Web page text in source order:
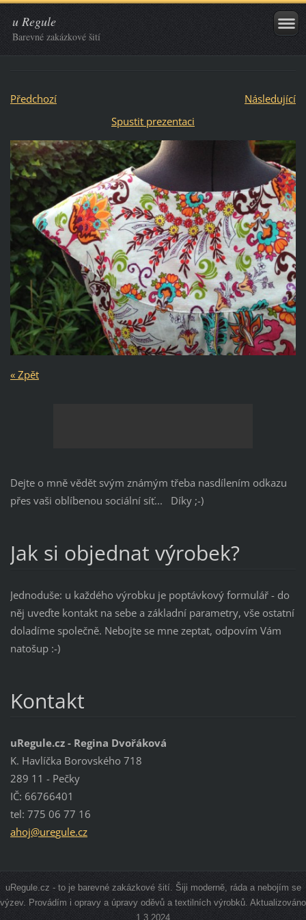
u Regule
Barevné zakázkové šití
Předchozí
Následující
Spustit prezentaci
« Zpět
Dejte o mně vědět svým známým třeba nasdílením odkazu
přes vaši oblíbenou sociální síť... Díky ;-)
Jak si objednat výrobek?
Jednoduše: u každého výrobku je poptávkový formulář - do
něj uveďte kontakt na sebe a základní parametry, vše ostatní
doladíme společně. Nebojte se mne zeptat, odpovím Vám
natošup :-)
Kontakt
uRegule.cz - Regina Dvořáková
K. Havlíčka Borovského 718
289 11 - Pečky
IČ: 66766401
tel: 775 06 77 16
ahoj@uregule.cz
uRegule.cz - to je barevné zakázkové šití. Šiji moderně, ráda a nebojím se
výzev. Provádím i opravy a úpravy oděvů a textilních výrobků. Aktualizováno
1.3.2024